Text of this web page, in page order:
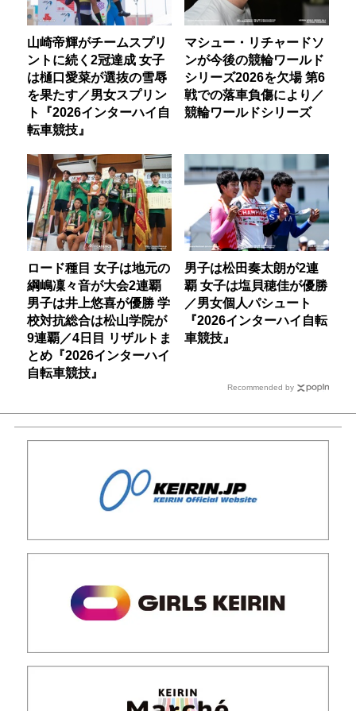
山崎帝輝がチームスプリ
ントに続く2冠達成 女子
は樋口愛菜が選抜の雪辱
を果たす／男女スプリン
ト『2026インターハイ自
転車競技』
マシュー・リチャードソ
ンが今後の競輪ワールド
シリーズ2026を欠場 第6
戦での落車負傷により／
競輪ワールドシリーズ
ロード種目 女子は地元の
綱嶋凜々音が大会2連覇
男子は井上悠喜が優勝 学
校対抗総合は松山学院が
9連覇／4日目 リザルトま
とめ『2026インターハイ
自転車競技』
男子は松田奏太朗が2連
覇 女子は塩貝穂佳が優勝
／男女個人パシュート
『2026インターハイ自転
車競技』
Recommended by